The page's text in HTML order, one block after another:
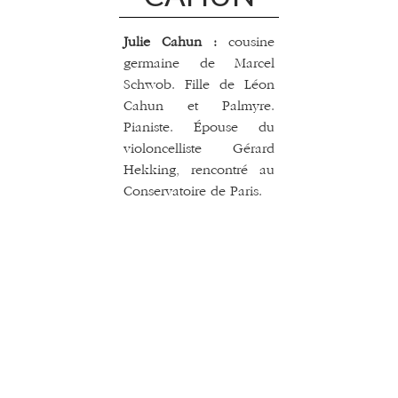
Julie Cahun :cousine
germaine de Marcel
Schwob. Fille de Léon
Cahun et Palmyre.
Pianiste. Épouse du
violoncelliste Gérard
Hekking, rencontré au
Conservatoire de Paris.